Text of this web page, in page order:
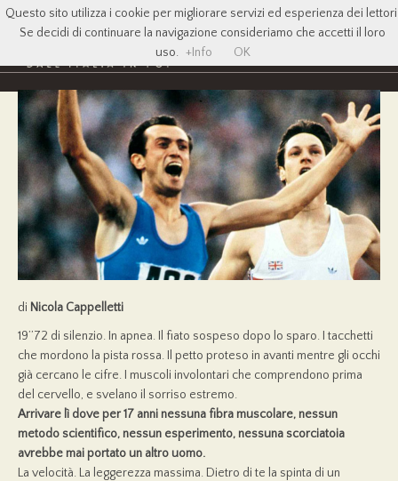
di Nicola Cappelletti
19’’72 di silenzio. In apnea. Il fiato sospeso dopo lo sparo. I tacchetti
che mordono la pista rossa. Il petto proteso in avanti mentre gli occhi
già cercano le cifre. I muscoli involontari che comprendono prima
del cervello, e svelano il sorriso estremo.
Arrivare lì dove per 17 anni nessuna fibra muscolare, nessun
metodo scientifico, nessun esperimento, nessuna scorciatoia
avrebbe mai portato un altro uomo.
La velocità. La leggerezza massima. Dietro di te la spinta di un
Questo sito utilizza i cookie per migliorare servizi ed esperienza dei
Se decidi di continuare la navigazione consideriamo che accetti il loro
uso. +Info OK